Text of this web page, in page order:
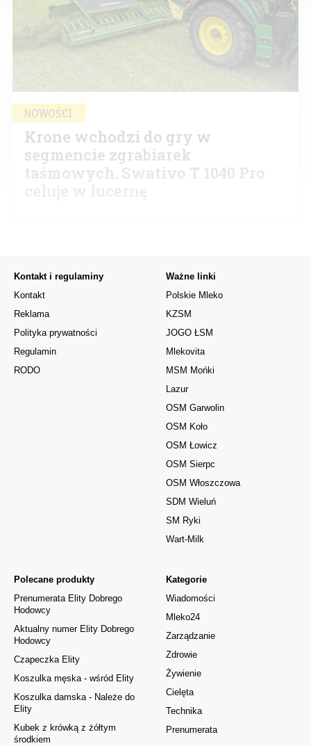
NOWOŚCI
Krone wchodzi do gry w
segmencie zgrabiarek
taśmowych. Swativo T 1040 Pro
Kontakt i regulaminy
Kontakt
Reklama
Polityka prywatności
Regulamin
RODO
Kategorie
Wiadomości
Mleko24
Zarządzanie
Zdrowie
Żywienie
Cielęta
Technika
Prenumerata
Polecane produkty
Prenumerata Elity Dobrego
Hodowcy
Aktualny numer Elity Dobrego
Hodowcy
Czapeczka Elity
Koszulka męska - wśród Elity
Koszulka damska - Należe do
Elity
Kubek z krówką z żółtym
środkiem
Ważne linki
Polskie Mleko
KZSM
JOGO ŁSM
Mlekovita
MSM Mońki
Lazur
OSM Garwolin
OSM Koło
OSM Łowicz
OSM Sierpc
OSM Włoszczowa
SDM Wieluń
SM Ryki
Wart-Milk